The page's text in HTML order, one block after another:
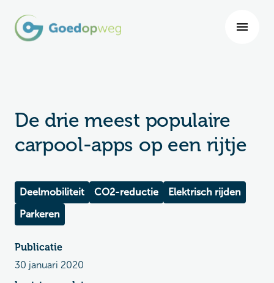
De drie meest populaire
carpool-apps op een rijtje
Deelmobiliteit CO2-reductie
Elektrisch rijden
Parkeren
Publicatie
30 januari 2020